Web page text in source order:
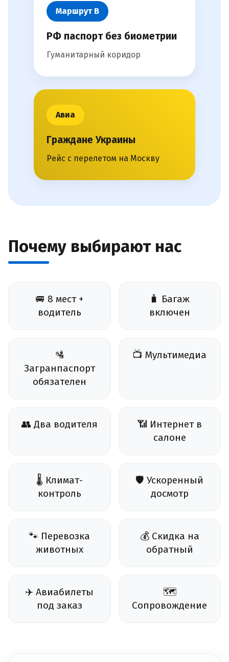
Маршрут В
РФ паспорт без биометрии
Гуманитарный коридор
Авиа
Граждане Украины
Рейс с перелетом на Москву
Почему выбирают нас
🚐 8 мест +
водитель
🧳 Багаж
включен
🛂
Загранпаспорт
обязателен
📺 Мультимедиа
👥 Два водителя
📶 Интернет в
салоне
🌡️ Климат-
контроль
🛡️ Ускоренный
досмотр
🐾 Перевозка
животных
💰 Скидка на
обратный
✈️ Авиабилеты
под заказ
🗺️
Сопровождение